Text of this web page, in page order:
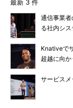
最新 3 件
通信事業
る社内シ
Knativeで
超越に向か
サービス